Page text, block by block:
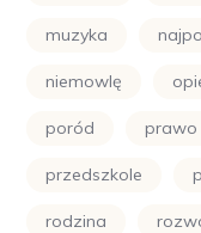
muzyka
niemowlę
poród prawo
przedszkole
rodzina